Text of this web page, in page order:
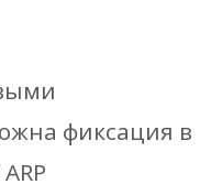
фиксация в